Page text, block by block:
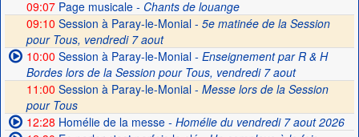
09:07Page musicale- Chants de louange
09:10 Session à Paray-le-Monial - 5e matinée de la Session
pour Tous, vendredi 7 aout
10:00 Session à Paray-le-Monial- Enseignement par R & H
Bordes lors de la Session pour Tous, vendredi 7 aout
11:00 Session à Paray-le-Monial - Messe lors de la Session
pour Tous
12:28 Homélie de la messe- Homélie du vendredi 7 aout 2026